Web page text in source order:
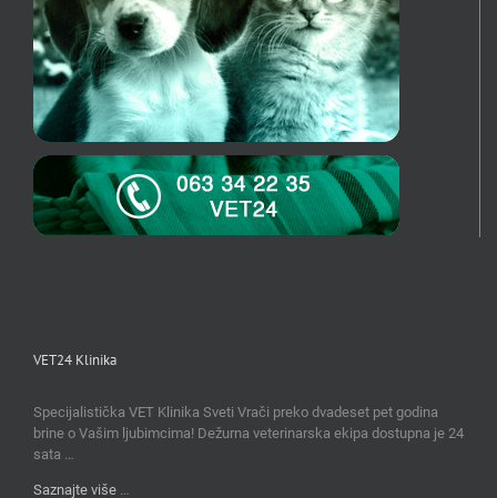
VET24 Klinika
Specijalistička VET Klinika Sveti Vrači preko dvadeset pet godina
brine o Vašim ljubimcima! Dežurna veterinarska ekipa dostupna je 24
sata …
Saznajte više …